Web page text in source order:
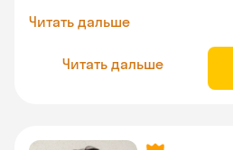
Читать дальше
Читать дальше